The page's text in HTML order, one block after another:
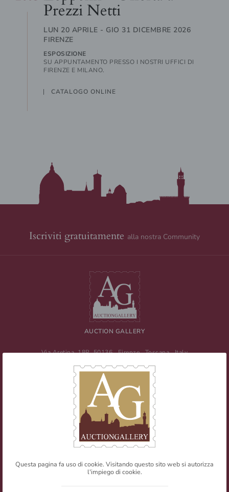
Prezzi Netti
LUN 20 APRILE - GIO 31 DICEMBRE 2026
FIRENZE
ESPOSIZIONE
SU APPUNTAMENTO PRESSO I NOSTRI UFFICI DI
FIRENZE E MILANO.
CATALOGO ONLINE
Iscriviti gratuitamente alla nostra Community
AUCTION GALLERY
Via Aretina, 18R 50136 Firenze,Toscana,Italy
E-mail:info@auctiongallery.it
Partita IVA:
Filatelia Numismatica
Questa pagina fa uso di cookie. Visitando questo sito web si autorizza
l'impiego di cookie.